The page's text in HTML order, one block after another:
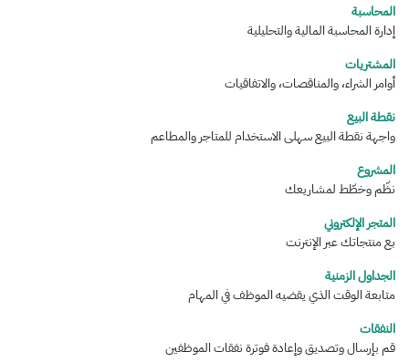
المحاسبة
إدارة المحاسبة المالية والتحليلية
المشتريات
أوامر الشراء، والمناقصات، والاتفاقيات
نقطة البيع
واجهة نقطة البيع سهلى الاستخدام للمتاجر والمطاعم
المشروع
نظّم وخطّط لمشاريعك
المتجر الإلكتروني
بع منتجاتك عبر الإنترنت
الجداول الزمنية
متابعة الوقت الذي يقضيه الموظف في المهام
النفقات
قم بإرسال وتصديق وإعادة فوترة نفقات الموظفين